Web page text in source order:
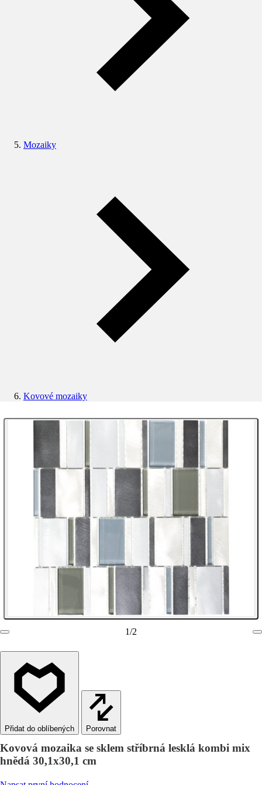
Mozaiky
Kovové mozaiky
1/2
Porovnat
Kovová mozaika se sklem stříbrná lesklá kombi mix
hnědá 30,1x30,1 cm